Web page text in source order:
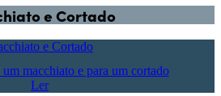
e Cortado
e Cortado
um macchiato e para um cortado
Ler